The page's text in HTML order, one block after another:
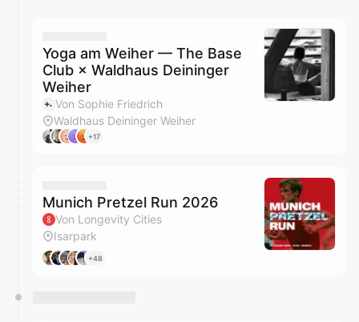
Yoga am Weiher — The Base
Club × Waldhaus Deininger
Weiher
Von Sophie Friedrich
Waldhaus Deininger Weiher
+17
Munich Pretzel Run 2026
Von Longevity Cities
Isarpark
+48